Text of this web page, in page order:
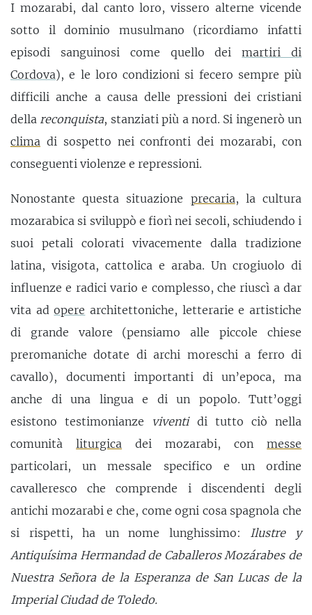
I mozarabi, dal canto loro, vissero alterne vicende
sotto il dominio musulmano (ricordiamo infatti
episodi sanguinosi come quello deimartiri di
Cordova), e le loro condizioni si fecero sempre più
difficili anche a causa delle pressioni dei cristiani
della reconquista, stanziati più a nord. Si ingenerò un
clima di sospetto nei confronti dei mozarabi, con
conseguenti violenze e repressioni.
Nonostante questa situazione precaria, la cultura
mozarabica si sviluppò e fiorì nei secoli, schiudendo i
suoi petali colorati vivacemente dalla tradizione
latina, visigota, cattolica e araba. Un crogiuolo di
influenze e radici vario e complesso, che riuscì a dar
vita adopere architettoniche, letterarie e artistiche
di grande valore (pensiamo alle piccole chiese
preromaniche dotate di archi moreschi a ferro di
cavallo), documenti importanti di un’epoca, ma
anche di una lingua e di un popolo. Tutt’oggi
esistono testimonianze viventidi tutto ciò nella
comunità liturgica dei mozarabi, con messe
particolari, un messale specifico e un ordine
cavalleresco che comprende i discendenti degli
antichi mozarabi e che, come ogni cosa spagnola che
si rispetti, ha un nome lunghissimo: Ilustre y
Antiquísima Hermandad de Caballeros Mozárabes de
Nuestra Señora de la Esperanza de San Lucas de la
Imperial Ciudad de Toledo.